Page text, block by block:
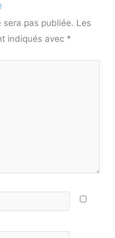
pas publiée. Les
indiqués avec *